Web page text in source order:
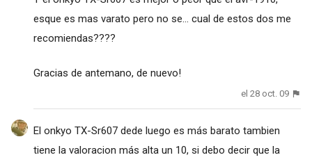
esque es mas varato pero no se... cual de estos dos me
recomiendas????
Gracias de antemano, de nuevo!
el 28 oct. 09
El onkyo TX-Sr607 dede luego es más barato tambien
tiene la valoracion más alta un 10, si debo decir que la